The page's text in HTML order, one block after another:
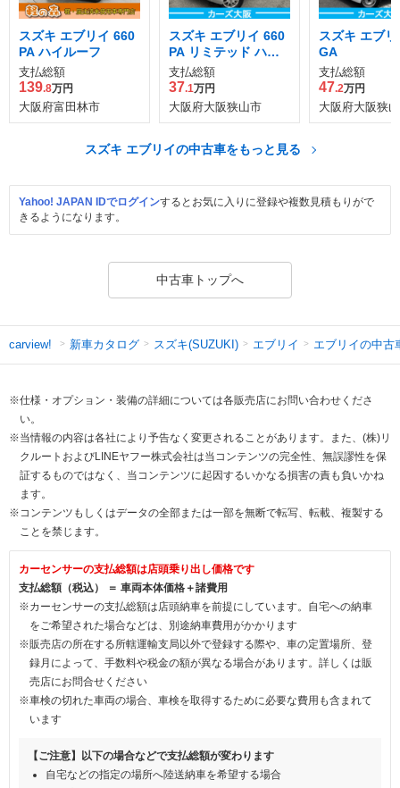
スズキ エブリイ 660
PA ハイルーフ
支払総額
139.8万円
大阪府富田林市
スズキ エブリイ 660
PA リミテッド ハイ
ルーフ
支払総額
37.1万円
大阪府大阪狭山市
スズキ エブ
GA
支払総額
47.2万円
大阪府大阪狭
スズキ エブリイの中古車をもっと見る
Yahoo! JAPAN IDでログインするとお気に入りに登録や複数見積もりがで
きるようになります。
中古車トップへ
carview! 新車カタログ スズキ(SUZUKI) エブリイ エブリイの中古
※仕様・オプション・装備の詳細については各販売店にお問い合わせくださ
い。
※当情報の内容は各社により予告なく変更されることがあります。また、(株)リ
クルートおよびLINEヤフー株式会社は当コンテンツの完全性、無誤謬性を保
証するものではなく、当コンテンツに起因するいかなる損害の責も負いかね
ます。
※コンテンツもしくはデータの全部または一部を無断で転写、転載、複製する
ことを禁じます。
カーセンサーの支払総額は店頭乗り出し価格です
支払総額（税込） ＝ 車両本体価格＋諸費用
※カーセンサーの支払総額は店頭納車を前提にしています。自宅への納車
をご希望された場合などは、別途納車費用がかかります
※販売店の所在する所轄運輸支局以外で登録する際や、車の定置場所、登
録月によって、手数料や税金の額が異なる場合があります。詳しくは販
売店にお問合せください
※車検の切れた車両の場合、車検を取得するために必要な費用も含まれて
います
【ご注意】以下の場合などで支払総額が変わります
自宅などの指定の場所へ陸送納車を希望する場合